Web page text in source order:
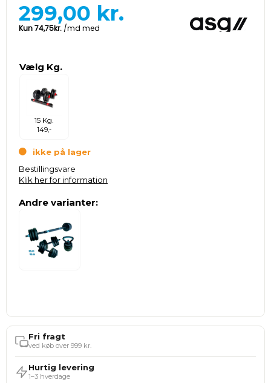
299,00 kr.
Vælg Kg.
15 Kg.
149,-
ikke på lager
Bestillingsvare
Klik her for information
Andre varianter:
Fri fragt
ved køb over 999 kr.
Hurtig levering
1–3 hverdage